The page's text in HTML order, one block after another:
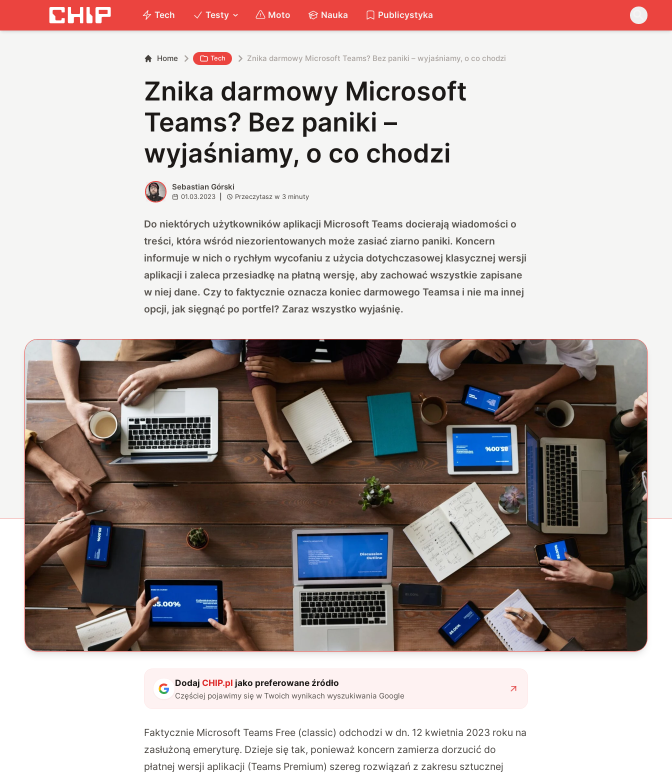
Tech Testy Moto Nauka Publicystyka
Home Tech Znika darmowy Microsoft Teams? Bez paniki – wyjaśniamy, o co chodzi
Znika darmowy Microsoft
Teams? Bez paniki –
wyjaśniamy, o co chodzi
S Sebastian Górski
01.03.2023 Przeczytasz w 3 minuty
Do niektórych użytkowników aplikacji Microsoft Teams docierają wiadomości o
treści, która wśród niezorientowanych może zasiać ziarno paniki. Koncern
informuje w nich o rychłym wycofaniu z użycia dotychczasowej klasycznej wersji
aplikacji i zaleca przesiadkę na płatną wersję, aby zachować wszystkie zapisane
w niej dane. Czy to faktycznie oznacza koniec darmowego Teamsa i nie ma innej
opcji, jak sięgnąć po portfel? Zaraz wszystko wyjaśnię.
Dodaj CHIP.pl jako preferowane źródło
Częściej pojawimy się w Twoich wynikach wyszukiwania Google
Faktycznie Microsoft Teams Free (classic) odchodzi w dn. 12 kwietnia 2023 roku na
zasłużoną emeryturę. Dzieje się tak, ponieważ koncern zamierza dorzucić do
płatnej wersji aplikacji (Teams Premium) szereg rozwiązań z zakresu sztucznej